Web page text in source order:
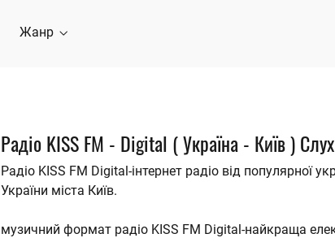
Жанр
Радіо KISS FM - Digital ( Україна - Київ )
Радіо KISS FM Digital-інтернет радіо від популярної
України міста Київ.
музичний формат радіо KISS FM Digital-найкраща